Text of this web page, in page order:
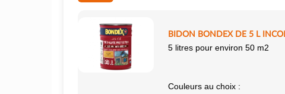
BIDON BONDEX DE 5 L
5 litres pour environ 50 m2
Couleurs au choix :